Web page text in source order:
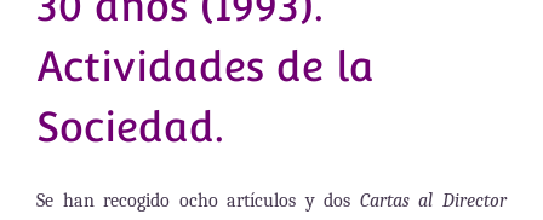
Actividades de la
Sociedad.
Se han recogido ocho artículos y dos Cartas al Director